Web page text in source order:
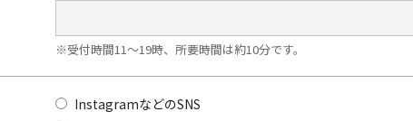
※受付時間11～19時、所要時間は約10分です。
InstagramなどのSNS